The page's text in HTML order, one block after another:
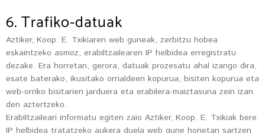
6. Trafiko-datuak
Aztiker, Koop. E. Txikiaren web guneak, zerbitzu hobea
eskaintzeko asmoz, erabiltzailearen IP helbidea erregistratu
dezake. Era horretan, gerora, datuak prozesatu ahal izango dira,
esate baterako, ikusitako orrialdeen kopurua, bisiten kopurua eta
web-orriko bisitarien jarduera eta erabilera-maiztasuna zein izan
den aztertzeko.
Erabiltzaileari informatu egiten zaio Aztiker, Koop. E. Txikiak bere